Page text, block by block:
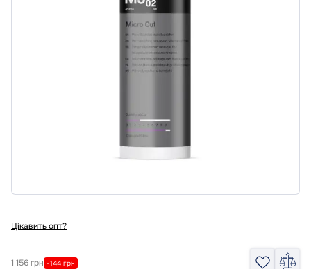
Цікавить опт?
1 156 грн -144 грн